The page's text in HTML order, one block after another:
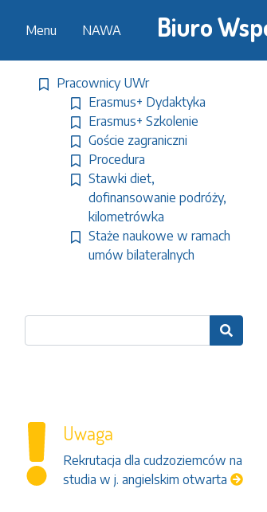
Menu NAWA Biuro
Pracownicy UWr
Erasmus+ Dydaktyka
Erasmus+ Szkolenie
Goście zagraniczni
Procedura
Stawki diet,
dofinansowanie podróży,
kilometrówka
Staże naukowe w ramach
umów bilateralnych

Uwaga
Rekrutacja dla cudzoziemców na
studia w j. angielskim otwarta